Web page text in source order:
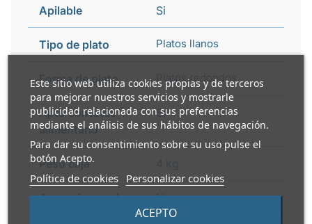
Este sitio web utiliza cookies propias y de terceros
para mejorar nuestros servicios y mostrarle
publicidad relacionada con sus preferencias
mediante el análisis de sus hábitos de navegación.
Para dar su consentimiento sobre su uso pulse el
botón Acepto.
Política de cookies Personalizar cookies
ACEPTO
Apilable Si
Tipo de plato Platos llanos
Forma de plato Platos redondos
Apto contacto
alimentario
Si
Peso caja
Apto microondas No